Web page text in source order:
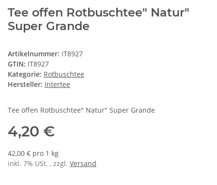
Tee offen Rotbuschtee" Natur"
Super Grande
Artikelnummer: IT8927
GTIN: IT8927
Kategorie: Rotbuschtee
Hersteller: Intertee
Tee offen Rotbuschtee" Natur" Super Grande
4,20 €
42,00 € pro 1 kg
inkl. 7% USt. , zzgl. Versand